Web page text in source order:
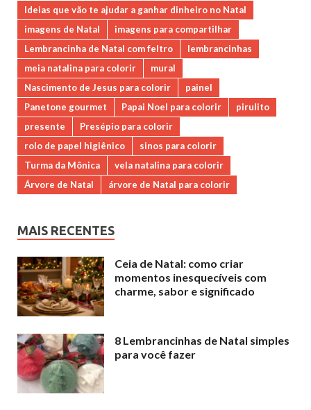
Ideias que vão te ajudar a ganhar dinheiro no Natal
imagens de Natal
imagens para compartilhar
Lembrancinha de Natal com feltro
lembrancinhas
meia natalina para colorir
mural
Nascimento de Jesus para colorir
painel
Panetone gourmet
Papai Noel para colorir
pirulito
presente
Presépio para colorir
rolo de papel higiênico
sinos para colorir
Turma da Mônica
vela natalina para colorir
Árvore de Natal
árvore de Natal para colorir
MAIS RECENTES
Ceia de Natal: como criar
momentos inesquecíveis com
charme, sabor e significado
8 Lembrancinhas de Natal simples
para você fazer